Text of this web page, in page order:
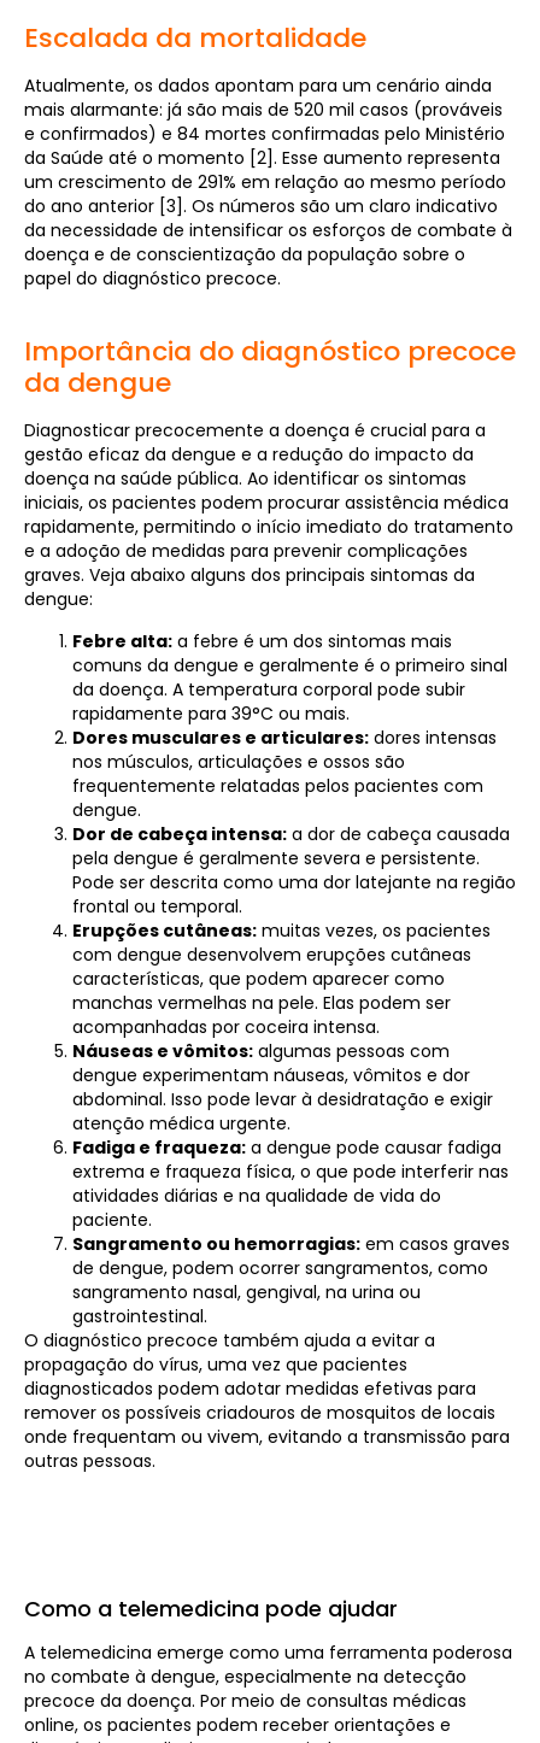
Escalada da mortalidade
Atualmente, os dados apontam para um cenário ainda
mais alarmante: já são mais de 520 mil casos (prováveis
e confirmados) e 84 mortes confirmadas pelo Ministério
da Saúde até o momento [2]. Esse aumento representa
um crescimento de 291% em relação ao mesmo período
do ano anterior [3]. Os números são um claro indicativo
da necessidade de intensificar os esforços de combate à
doença e de conscientização da população sobre o
papel do diagnóstico precoce.
Importância do diagnóstico precoce
da dengue
Diagnosticar precocemente a doença é crucial para a
gestão eficaz da dengue e a redução do impacto da
doença na saúde pública. Ao identificar os sintomas
iniciais, os pacientes podem procurar assistência médica
rapidamente, permitindo o início imediato do tratamento
e a adoção de medidas para prevenir complicações
graves. Veja abaixo alguns dos principais sintomas da
dengue:
Febre alta: a febre é um dos sintomas mais
comuns da dengue e geralmente é o primeiro sinal
da doença. A temperatura corporal pode subir
rapidamente para 39°C ou mais.
Dores musculares e articulares: dores intensas
nos músculos, articulações e ossos são
frequentemente relatadas pelos pacientes com
dengue.
Dor de cabeça intensa: a dor de cabeça causada
pela dengue é geralmente severa e persistente.
Pode ser descrita como uma dor latejante na região
frontal ou temporal.
Erupções cutâneas: muitas vezes, os pacientes
com dengue desenvolvem erupções cutâneas
características, que podem aparecer como
manchas vermelhas na pele. Elas podem ser
acompanhadas por coceira intensa.
Náuseas e vômitos: algumas pessoas com
dengue experimentam náuseas, vômitos e dor
abdominal. Isso pode levar à desidratação e exigir
atenção médica urgente.
Fadiga e fraqueza: a dengue pode causar fadiga
extrema e fraqueza física, o que pode interferir nas
atividades diárias e na qualidade de vida do
paciente.
Sangramento ou hemorragias: em casos graves
de dengue, podem ocorrer sangramentos, como
sangramento nasal, gengival, na urina ou
gastrointestinal.
O diagnóstico precoce também ajuda a evitar a
propagação do vírus, uma vez que pacientes
diagnosticados podem adotar medidas efetivas para
remover os possíveis criadouros de mosquitos de locais
onde frequentam ou vivem, evitando a transmissão para
outras pessoas.
Como a telemedicina pode ajudar
A telemedicina emerge como uma ferramenta poderosa
no combate à dengue, especialmente na detecção
precoce da doença. Por meio de consultas médicas
online, os pacientes podem receber orientações e